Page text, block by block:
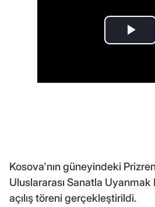
Kosova'nın güneyindeki
Uluslararası Sanatla
açılış töreni gerçekleştirildi.